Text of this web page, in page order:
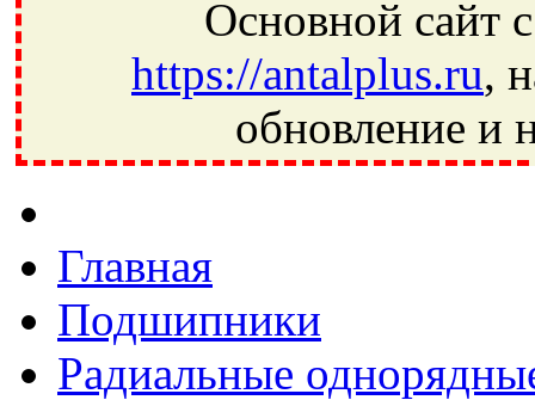
Основной сайт
https://antalplus.ru,
обновление и
Ивантеевка, подшипники, пневматика, метизы, техника,
Главная
Подшипники
Радиальные